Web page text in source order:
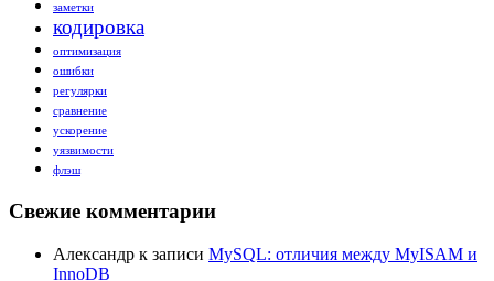
заметки
кодировка
оптимизация
ошибки
регулярки
сравнение
ускорение
уязвимости
флэш
Свежие комментарии
Александр к записи MySQL: отличия между MyISAM и
InnoDB